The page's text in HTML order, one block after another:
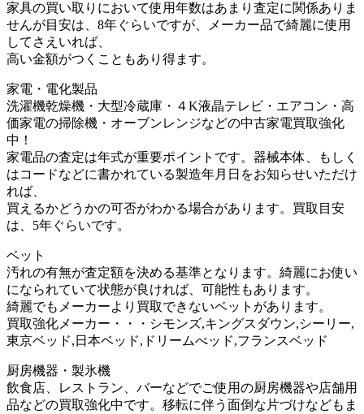
家具の買い取りにおいて使用年数はあまり査定に関係ありま
せんが目安は、8年ぐらいですが、メーカー品で綺麗に使用
してさえいれば、
高い金額がつくこともあり得ます。
家電・電化製品
洗濯機乾燥機・大型冷蔵庫・４K液晶テレビ・エアコン・高
価家電の掃除機・オーブンレンジなどの中古家電買取強化
中！
家電品の査定は年式が重要ポイントです。器械本体、もしく
はコードなどに書かれている製造年月日をお知らせいただけ
れば、
買えるかどうかの可否がわかる場合があります。買取目安
は、5年ぐらいです。
ベット
汚れの有無が査定額を決める基準となります。綺麗にお使い
になられていて状態が良ければ、可能性もあります。
綺麗でもメーカーより買取できないベットがあります。
買取強化メーカー・・・シモンズ,キングスダウン,シーリー,
東京ベッド,日本ベッド,ドリームべッド,フランスベッド
厨房機器・製氷機
飲食店、レストラン、バーなどでご使用の厨房機器や店舗用
品などの買取強化中です。移転に伴う面倒な片づけなどもま